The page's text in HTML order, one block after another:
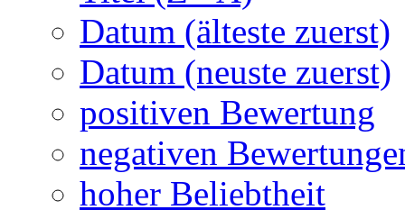
Datum (älteste zuerst)
Datum (neuste zuerst)
positiven Bewertung
negativen
hoher Beliebtheit